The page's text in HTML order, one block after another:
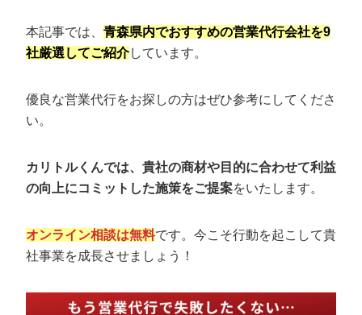
社内コンペ
クレーム窓口
定額制営業代行『カリトルくん』
営業改善特化の動画制作『動画でカリトルく
ん』
定額LINE運用代行『LINEマキトルくん』
拡散付1日密着動画制作『まるごと社長』
1本無料で記事を制作『SEOトライアル』
定額制LP制作・改善『最強LP』
採用YouTubeチャンネル構築『トリトル』
お役立ち資料
料金表
道場TOP
動画編集
エンジニア
広告運用
YouTubeディレクター
年収エージェント
会社概要・役員紹介
ミッション・ビジョン・バリュー
代表メッセージ（岩野圭佑）
認定パートナー
本記事では、 青森県内でおすすめの営業代行会社を9
社厳選してご紹介しています。
優良な営業代行をお探しの方はぜひ参考にしてくださ
い。
カリトルくんでは、貴社の商材や目的に合わせて利益
の向上にコミットした施策をご提案をいたします。
オンライン相談は無料です。今こそ行動を起こして貴
社事業を成長させましょう！